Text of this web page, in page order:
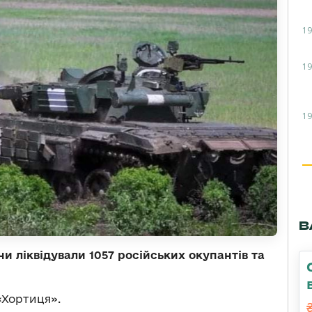
ліквідували 1057 російських окупантів та